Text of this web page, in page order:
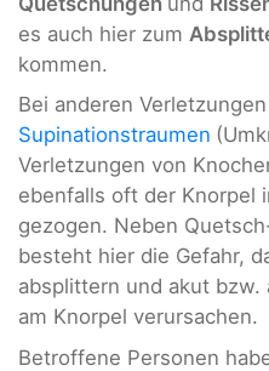
es auch hier zum
kommen.
Bei anderen
Supinationstraumen
Verletzungen von
ebenfalls oft der Knorpel
gezogen. Neben
besteht hier die Gefahr,
absplittern und akut bzw.
am Knorpel verursachen.
Betroffene Personen